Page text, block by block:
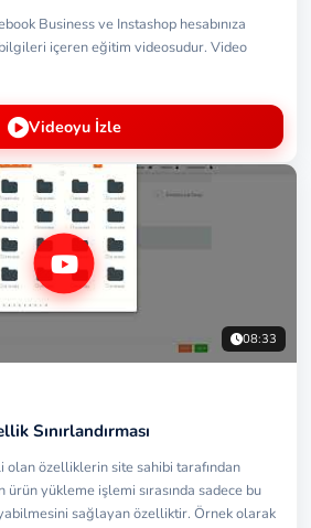
Business ve Instashop hesabınıza
içeren eğitim videosudur. Video
Videoyu İzle
08:33
Sınırlandırması
özelliklerin site sahibi tarafından
ürün yükleme işlemi sırasında sadece bu
sağlayan özelliktir. Örnek olarak